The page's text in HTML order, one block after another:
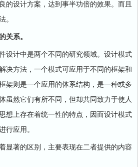
的设计方案，达到事半功倍的效果。而且
。
关系。
计中是两个不同的研究领域。设计模式
决方法，一个模式可应用于不同的框架和
架则是一个应用的体系结构，是一种或多
虽然它们有所不同，但却共同致力于使人
想上存在着统一性的特点，因而设计模式
行应用。
著的区别，主要表现在二者提供的内容